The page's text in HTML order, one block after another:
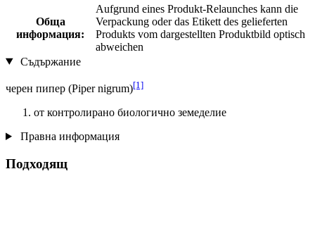
Обща
информация:
Aufgrund eines Produkt-Relaunches kann die
Verpackung oder das Etikett des gelieferten
Produkts vom dargestellten Produktbild optisch
abweichen
Съдържание
черен пипер (Piper nigrum)[1]
от контролирано биологично земеделие
Правна информация
Подходящ